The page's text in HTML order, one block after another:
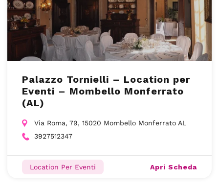
Palazzo Tornielli – Location per
Eventi – Mombello Monferrato
(AL)
Via Roma, 79, 15020 Mombello Monferrato AL
3927512347
Location Per Eventi Apri Scheda